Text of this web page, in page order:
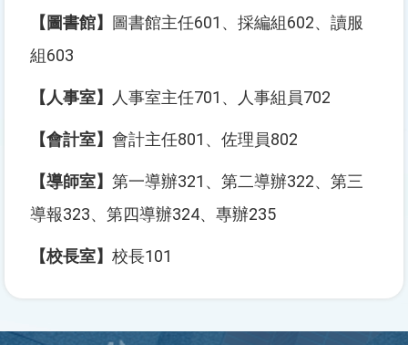
【圖書館】 圖書館主任601、採編組602、讀服
組603
【人事室】 人事室主任701、人事組員702
【會計室】 會計主任801、佐理員802
【導師室】 第一導辦321、第二導辦322、第三
導報323、第四導辦324、專辦235
【校長室】 校長101